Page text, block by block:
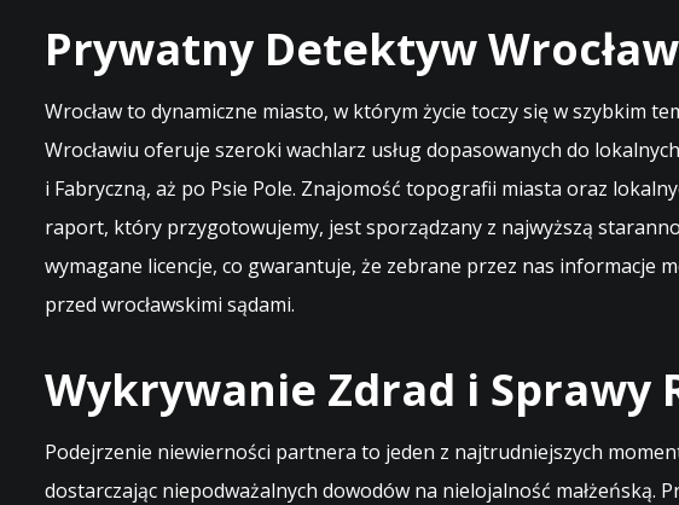
Prywatny Detektyw
Wrocław to dynamiczne miasto, w którym życie toczy się w szybkim
Wrocławiu oferuje szeroki wachlarz usług dopasowanych do
i Fabryczną, aż po Psie Pole. Znajomość topografii miasta oraz
raport, który przygotowujemy, jest sporządzany z najwyższą
wymagane licencje, co gwarantuje, że zebrane przez nas informacje
przed wrocławskimi sądami.
Wykrywanie Zdrad i Sprawy
Podejrzenie niewierności partnera to jeden z najtrudniejszych
dostarczając niepodważalnych dowodów na nielojalność